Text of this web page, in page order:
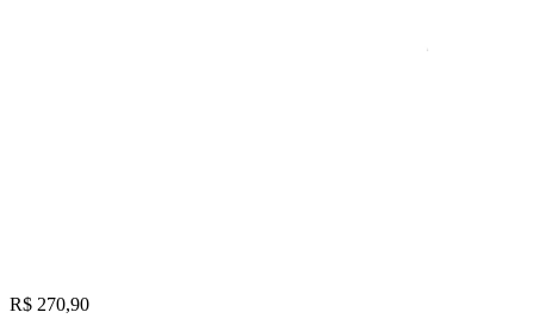
R$ 270,90